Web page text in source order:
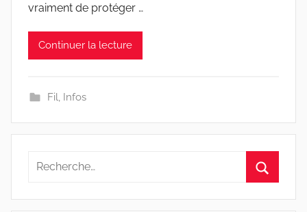
vraiment de protéger …
Continuer la lecture
Fil Infos
Recherche
: